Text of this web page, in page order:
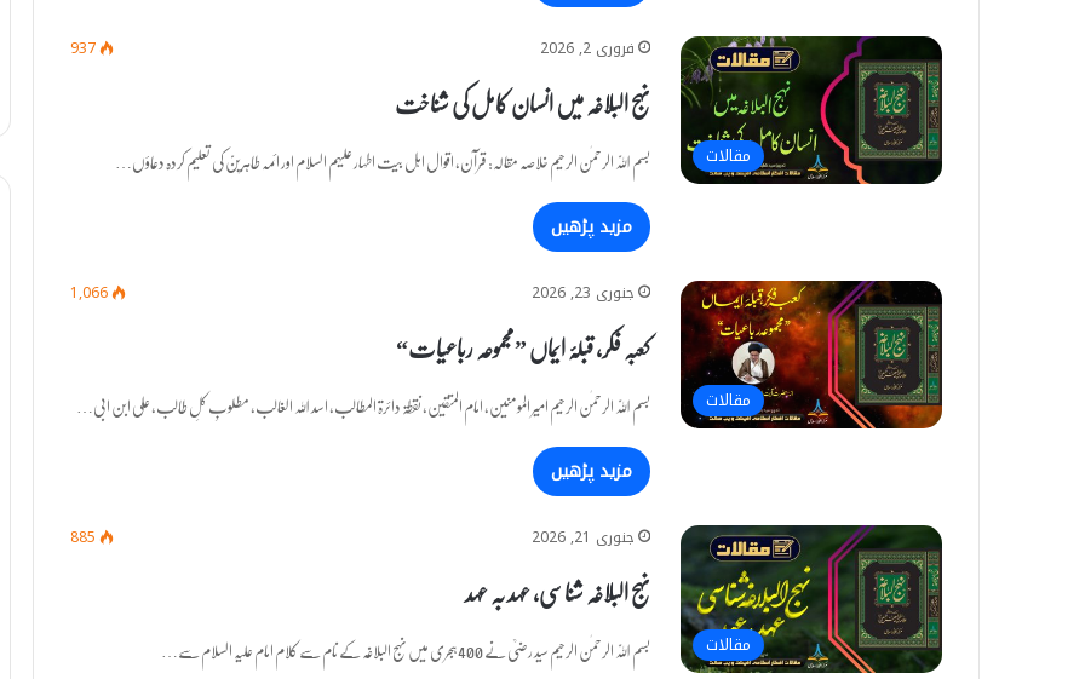
مقالات
فروری 2, 2026 937
نہج البلاغہ میں انسان کامل کی شناخت
بسم اللّٰہ الرحمٰن الرحیم خلاصہ مقالہ: قرآن، اقوال اہل بیت اطہار علیہم السلام اور ائمہ طاہرینؑ کی تعلیم کردہ دعاؤں…
مزید پڑھیں
مقالات
جنوری 23, 2026 1,066
کعبہ فکر، قبلۂ ایماں ”مجموعہ رباعیات“
بسم اللّٰہ الرحمٰن الرحیم امیر المومنین، امام المتقین، نقطۃ دائرۃ المطالب، اسد اللہ الغالب، مطلوبِ کلِ طالب، علی ابن ابی…
مزید پڑھیں
مقالات
جنوری 21, 2026 885
نہج البلاغہ شناسی، عہد بہ عہد
بسم اللّٰہ الرحمٰن الرحیم سید رضیؒ نے 400 ہجری میں نہج البلاغہ کے نام سے کلام امام علیہ السلام سے…